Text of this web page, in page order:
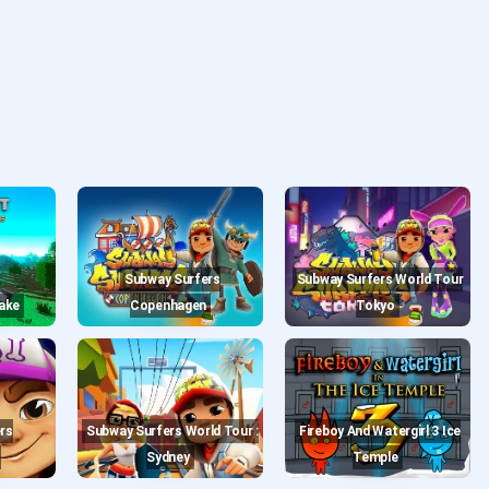
Subway Surfers
Copenhagen
Subway Surfers World Tour
Tokyo
Subway Surfers World Tour :
Sydney
Fireboy And Watergirl 3 Ice
Temple